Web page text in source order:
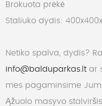
Brokuota prėkė
Staliuko dydis:
Netiko spalva, dydis?
info@balduparkas.lt ar
mes pagaminsime
Ąžuolo masyvo